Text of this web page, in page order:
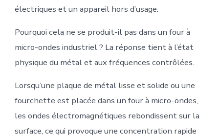
électriques et un appareil hors d’usage.
Pourquoi cela ne se produit-il pas dans un four à
micro-ondes industriel ? La réponse tient à l’état
physique du métal et aux fréquences contrôlées.
Lorsqu’une plaque de métal lisse et solide ou une
fourchette est placée dans un four à micro-ondes,
les ondes électromagnétiques rebondissent sur la
surface, ce qui provoque une concentration rapide